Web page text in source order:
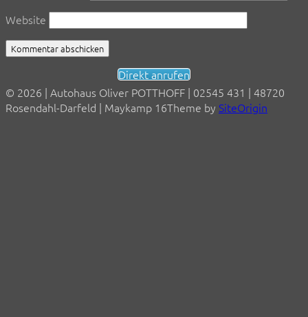
Website
Direkt anrufen
© 2026 | Autohaus Oliver POTTHOFF | 02545 431 | 48720
Rosendahl-Darfeld | Maykamp 16Theme by SiteOrigin